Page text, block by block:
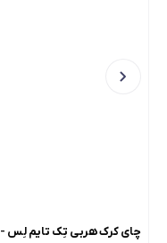
چای کرک هربی تِک تایم لِس - 360 گرم بسته 20 عددی